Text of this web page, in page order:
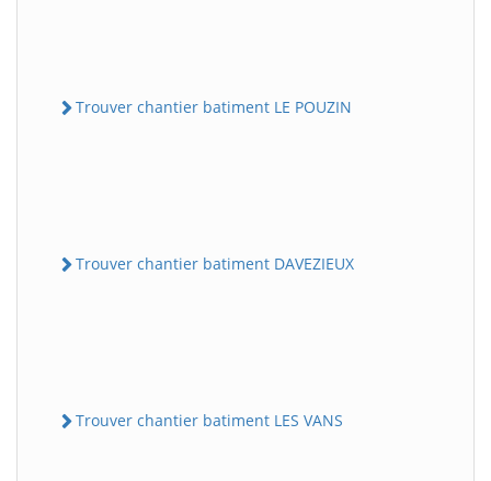
Trouver chantier batiment LE POUZIN
Trouver chantier batiment DAVEZIEUX
Trouver chantier batiment LES VANS